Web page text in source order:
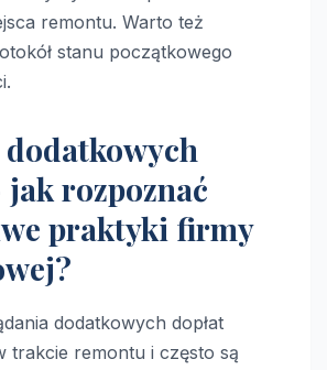
remontu. Warto też
stanu początkowego
jak rozpoznać
praktyki firmy
dodatkowych dopłat
trakcie remontu i często są